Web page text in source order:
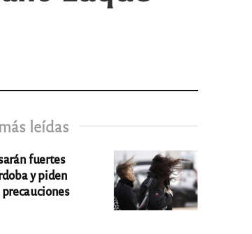
leídas
fuertes
y piden